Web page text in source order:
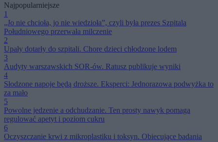
Najpopularniejsze
1
„Jo nie chcioła, jo nie wiedzioła”, czyli była prezes Szpitala
Południowego przerwała milczenie
2
Upały dotarły do szpitali. Chore dzieci chłodzone lodem
3
Audyty warszawskich SOR-ów. Ratusz publikuje wyniki
4
Słodzone napoje będą droższe. Eksperci: Jednorazowa podwyżka to
za mało
5
Powolne jedzenie a odchudzanie. Ten prosty nawyk pomaga
regulować apetyt i poziom cukru
6
Oczyszczanie krwi z mikroplastiku i toksyn. Obiecujące badania